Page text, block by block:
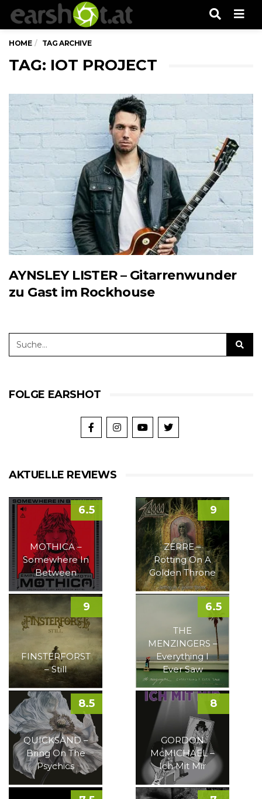
HOME TAG ARCHIVE
TAG: IOT PROJECT
AYNSLEY LISTER – Gitarrenwunder
zu Gast im Rockhouse
FOLGE EARSHOT
AKTUELLE REVIEWS
MOTHICA –
Somewhere In
Between
6.5
ZERRE –
Rotting On A
Golden Throne
9
FINSTERFORST
– Still
9
THE
MENZINGERS –
Everything I
Ever Saw
6.5
QUICKSAND –
Bring On The
Psychics
8.5
GORDON
McMICHAEL –
Ich Mit Mir
8